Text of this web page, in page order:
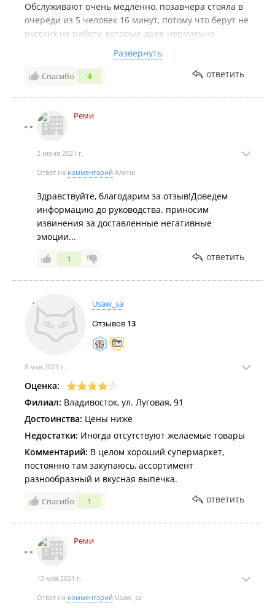
Обслуживают очень медленно, позавчера стояла в
очереди из 5 человек 16 минут, потому что берут не
русских на работу, которые даже нормально
меня одна и та же девушка постоянно спрашивала
паспорт на сигареты, это уже смешно, показывала
сейчас целенаправлено за сигаретами хожу в
другой магазин. Охрана вооьще беспонтовая,
только что и делают это заигрывают с девушками с
бородатый не русский охранник швырнул в мен
тележки, потому что я отказала ему в знакомстве,
затем был случай-я вышла с реми, он орал и делал
вид по рации, что я что то украла, чтобы я показала
чек, опозорил меня перед моими покупателями,
которые ждали около бутика.
Также насчёт масок это очень значимый момент.
Перед мной стоит девушка не русская, какая то из
продавцов с ней общается на своём языке, видно,
А сейчас ситуация вообще убила, продукты которые
я взяла, были не просто посчитаны, а буквально
кинуты мне в лицо.... женщина сидела на кассе с
кассиром-стажером. Примените меры , это не
Развернуть
Спасибо 4 ответить
Реми
2 июня 2021 г.
Ответ на комментарий Алина
Здравствуйте, благодарим за отзыв!Доведем
информацию до руководства. приносим
извинения за доставленные негативные
эмоции...
1 ответить
Usaw_sa
Отзывов 13
8 мая 2021 г.
Оценка:
Филиал: Владивосток, ул. Луговая, 91
Достоинства: Цены ниже
Недостатки: Иногда отсутствуют желаемые товары
Комментарий: В целом хороший супермаркет,
постоянно там закупаюсь, ассортимент
разнообразный и вкусная выпечка.
Спасибо 1 ответить
Реми
12 мая 2021 г.
Ответ на комментарий Usaw_sa